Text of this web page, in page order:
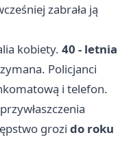
zabrała ją
kobiety. 40 - letnia
Policjanci
i telefon.
grozi do roku